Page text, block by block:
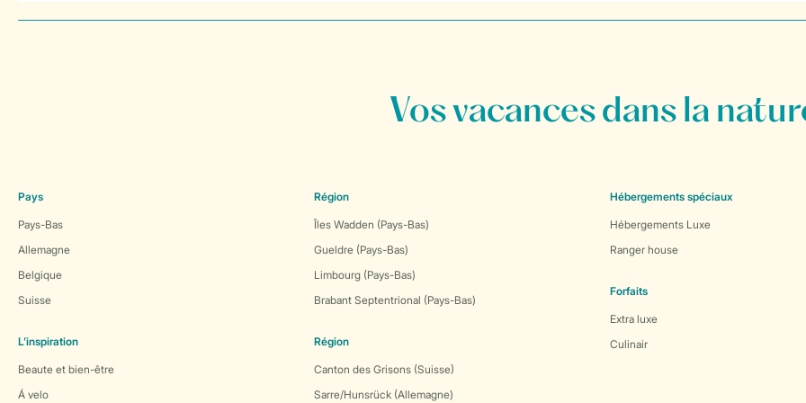
Vos vacances dans la
Pays
Pays-Bas
Allemagne
Belgique
Suisse
L’inspiration
Beaute et bien-être
Á velo
Région
Îles Wadden (Pays-Bas)
Gueldre (Pays-Bas)
Limbourg (Pays-Bas)
Brabant Septentrional (Pays-Bas)
Région
Canton des Grisons (Suisse)
Sarre/Hunsrück (Allemagne)
Hébergements spéciaux
Hébergements Luxe
Ranger house
Forfaits
Extra luxe
Culinair